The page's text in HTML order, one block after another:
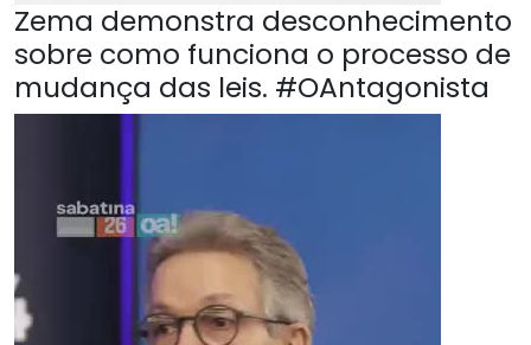
Zema demonstra desconhecimento
sobre como funciona o processo de
mudança das leis. #OAntagonista